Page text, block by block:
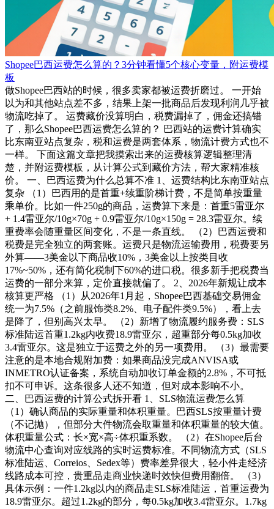
Shopee巴西运费怎么算的？3分钟看懂5个核心变量，附运费模
板
做Shopee巴西站的时候，很多卖家都被运费折磨过。 一开始
以为和其他站点差不多，结果上架一批商品后发现利润几乎被
物流吃掉了。 运费藏价没算明白，税费漏掉了，佣金还搞错
了，那么Shopee巴西运费怎么算的？ 巴西站的运费计算确实
比东南亚站点复杂，税和运费是两套体系，物流计费方式也不
一样。 下面这篇文章把我摸索出来的运费核算逻辑整理清
楚，并附运费模板，从计算公式到藏价方法，帮大家精准核
价。 一、巴西运费为什么总算不准 1、运费结构比东南亚站点
复杂 （1）巴西用的是首重+续重阶梯计费，不是简单按重量
乘单价。比如一件250g的商品，运费算下来是：首重5雷亚尔
+ 1.4雷亚尔/10g×70g + 0.9雷亚尔/10g×150g = 28.3雷亚尔。续
重费率会随重量区间变化，不是一条直线。 （2）巴西运费和
税费是完全独立的两套账。运费只是物流运输费用，税费要另
外算——3美金以下商品收10%，3美金以上按类目收
17%~50%，还有简化税制下60%的进口税。很多新手把税费当
运费的一部分来算，定价直接就偏了。 2、2026年新规让成本
核算更严格 （1）从2026年1月起，Shopee巴西基础交易佣金
统一为7.5%（之前服饰类8.2%、电子配件类9.5%），看上去
是降了，但别高兴太早。 （2）新增了物流履约服务费：SLS
标准陆运首重1.2kg内收费18.9雷亚尔，超重部分每0.5kg加收
3.4雷亚尔。这是独立于运费之外的另一项费用。 （3）最需要
注意的是本地合规附加费：如果商品没完成ANVISA或
INMETRO认证备案，系统自动加收订单金额的2.8%，不可抵
扣不可申诉。这条很多人还不知道，但对成本影响不小。
二、巴西运费的计算公式拆开看 1、SLS物流运费怎么算
（1）确认商品的实际重量和体积重量。巴西SLS按重量计费
（不记抛），但部分大件物流会取重量和体积重量的较大值。
体积重量公式：长×宽×高÷体积重系数。 （2）在Shopee后台
物流中心查询对应线路的实时运费标准。不同物流方式（SLS
标准陆运、Correios、Sedex等）费率差异很大，轻小件走经济
线路成本可控，贵重品走商业快递时效快但费用翻倍。 （3）
具体示例：一件1.2kg以内的商品走SLS标准陆运，首重运费为
18.9雷亚尔。超过1.2kg的部分，每0.5kg加收3.4雷亚尔。1.7kg